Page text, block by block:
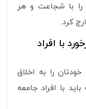
را با شجاعت و هر
کرد.
با افراد
را به اخلاق
با افراد جامعه